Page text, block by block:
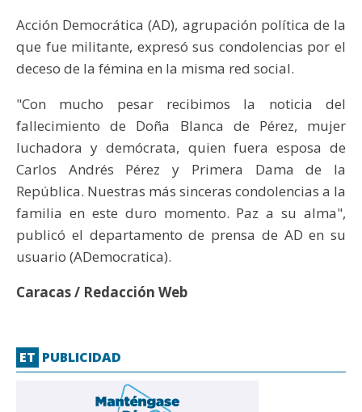
Acción Democrática (AD), agrupación política de la
que fue militante, expresó sus condolencias por el
deceso de la fémina en la misma red social.
"Con mucho pesar recibimos la noticia del
fallecimiento de Doña Blanca de Pérez, mujer
luchadora y demócrata, quien fuera esposa de
Carlos Andrés Pérez y Primera Dama de la
República. Nuestras más sinceras condolencias a la
familia en este duro momento. Paz a su alma",
publicó el departamento de prensa de AD en su
usuario (ADemocratica).
Caracas / Redacción Web
ET PUBLICIDAD